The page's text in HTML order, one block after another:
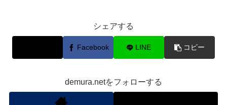
シェアする
Facebook LINE コピー
demura.netをフォローする